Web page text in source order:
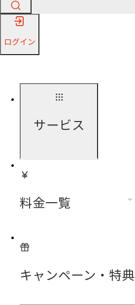
ログイン
サービス
料金一覧
キャンペーン・特典